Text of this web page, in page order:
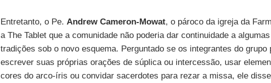
Entretanto, o Pe. Andrew Cameron-Mowat, o pároco da igreja da
a The Tablet que a comunidade não poderia dar continuidade a
tradições sob o novo esquema. Perguntado se os integrantes do grupo
escrever suas próprias orações de súplica ou intercessão, usar
cores do arco-íris ou convidar sacerdotes para rezar a missa, ele